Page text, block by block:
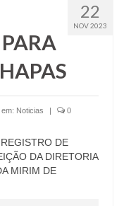
22
NOV 2023
Noticias 0
DE
DA DIRETORIA
MIRIM DE